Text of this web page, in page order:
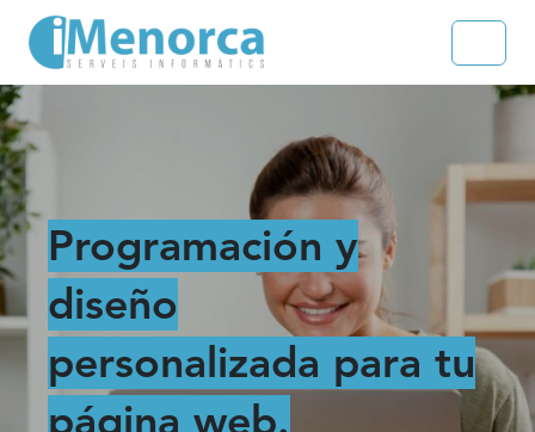
Skip to content
Skip to footer
Menu
Programación y
diseño
personalizada para tu
página web.